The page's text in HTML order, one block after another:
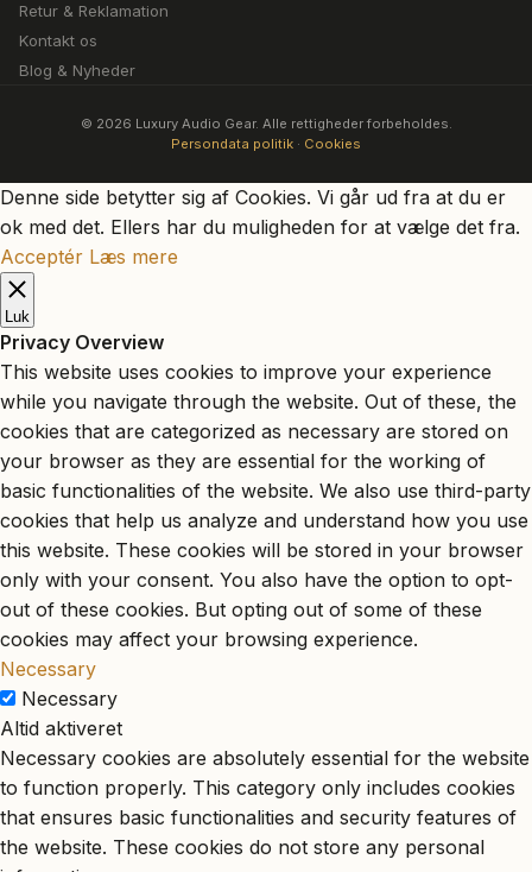
Retur & Reklamation
Kontakt os
Blog & Nyheder
© 2026 Luxury Audio Gear. Alle rettigheder forbeholdes.
Persondata politik · Cookies
Denne side betytter sig af Cookies. Vi går ud fra at du er
ok med det. Ellers har du muligheden for at vælge det fra.
Acceptér Læs mere
Luk
Privacy Overview
This website uses cookies to improve your experience
while you navigate through the website. Out of these, the
cookies that are categorized as necessary are stored on
your browser as they are essential for the working of
basic functionalities of the website. We also use third-party
cookies that help us analyze and understand how you use
this website. These cookies will be stored in your browser
only with your consent. You also have the option to opt-
out of these cookies. But opting out of some of these
cookies may affect your browsing experience.
Necessary
Necessary
Altid aktiveret
Necessary cookies are absolutely essential for the website
to function properly. This category only includes cookies
that ensures basic functionalities and security features of
the website. These cookies do not store any personal